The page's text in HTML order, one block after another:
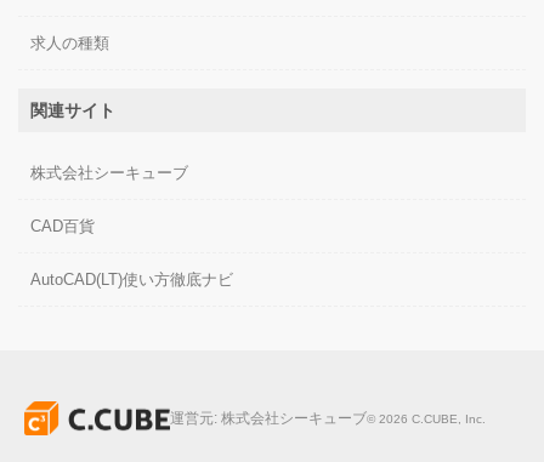
求人の種類
関連サイト
株式会社シーキューブ
CAD百貨
AutoCAD(LT)使い方徹底ナビ
運営元: 株式会社シーキューブ© 2026 C.CUBE, Inc.